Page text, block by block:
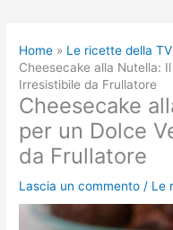
Home
Le ricette della TV
Cheesecake alla Nutella:
Irresistibile da Frullatore
Cheesecake
per un Dolce
da Frullatore
Lascia un commento / Le